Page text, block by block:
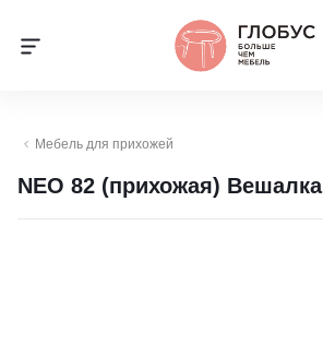
Мебель для прихожей
NEO 82 (прихожая) Вешалка